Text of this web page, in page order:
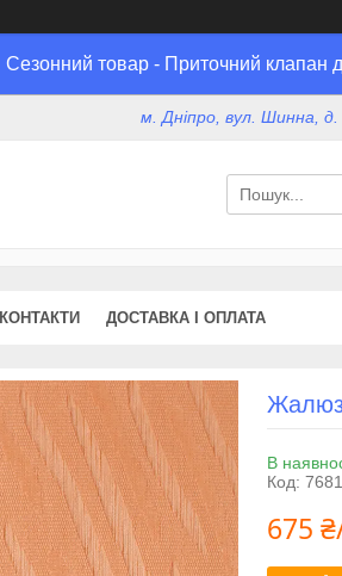
Сезонний товар - Приточний клапан
м. Дніпро, вул. Шинна, д.
КОНТАКТИ ДОСТАВКА І ОПЛАТА
В
Код:
675